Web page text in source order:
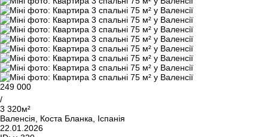
249 000
/
3 320м²
Валенсія, Коста Бланка, Іспанія
22.01.2026